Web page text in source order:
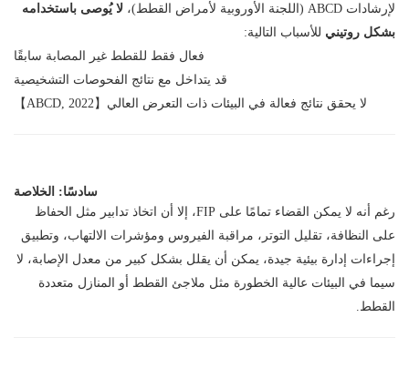
لإرشادات ABCD (اللجنة الأوروبية لأمراض القطط)،
لا يُوصى باستخدامه
بشكل روتيني للأسباب التالية:
فعال فقط للقطط غير المصابة سابقًا
قد يتداخل مع نتائج الفحوصات التشخيصية
لا يحقق نتائج فعالة في البيئات ذات التعرض العالي【ABCD, 2022】
سادسًا: الخلاصة
رغم أنه لا يمكن القضاء تمامًا على FIP، إلا أن اتخاذ تدابير مثل الحفاظ
على النظافة، تقليل التوتر، مراقبة الفيروس ومؤشرات الالتهاب، وتطبيق
إجراءات إدارة بيئية جيدة، يمكن أن يقلل بشكل كبير من معدل الإصابة، لا
سيما في البيئات عالية الخطورة مثل ملاجئ القطط أو المنازل متعددة
القطط.